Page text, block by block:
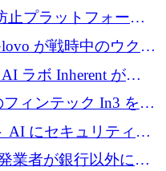
ロンドンが首位の座
止プラットフォーム
A で 1,500 万ドルを
が戦時中のウクラ
る市場の 1 つをどの
ラボ Inherent が
ステルスから浮上
ィンテック In3 を買
クレジットを提供
AI にセキュリティと
めに 3,000 万ドルを
業者が銀行以外にも